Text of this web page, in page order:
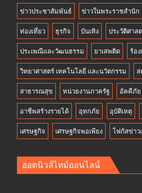
ข่าวประชาสัมพันธ์ ข่าวในพระราชสำนัก
ท่องเที่ยว ธุรกิจ บันเทิง ประวัติศาส
ประเพณีและวัฒนธรรม ยาเสพติด ร้อ
วิทยาศาสตร์ เทคโนโลยี และนวัตกรรม
สาธารณสุข หน่วยงานภาครัฐ อัคคีภัย
อาชีพสร้างรายได้ อุทกภัย อุบัติเหตุ
เศรษฐกิจ เศรษฐกิจพอเพียง โฟกัสข่าว
ฮอตนิวส์ไทม์ออนไลน์